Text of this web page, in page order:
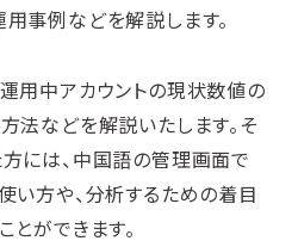
事例などを解説します。
用中アカウントの現状数値の
法などを解説いたします。そ
には、中国語の管理画面で
い方や、分析するための着目
とができます。